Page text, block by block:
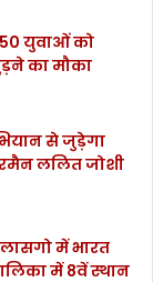
युवाओं को
का मौका
से जुड़ेगा
ललित जोशी
में भारत
में 8वें स्थान